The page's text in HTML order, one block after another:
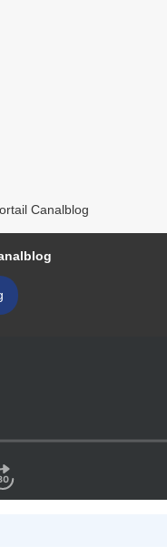
Canalblog